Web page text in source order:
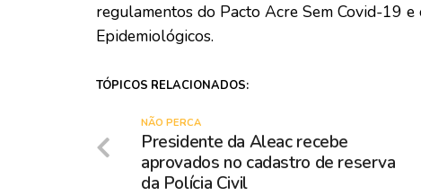
regulamentos do Pacto Acre Sem Covid-19
Epidemiológicos.
TÓPICOS RELACIONADOS:
NÃO PERCA
Presidente da Aleac recebe
aprovados no cadastro de reserva
da Polícia Civil